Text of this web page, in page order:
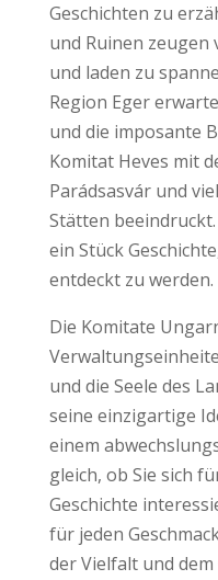
Geschichten zu
und Ruinen
und laden zu
Region Eger
und die imposante
Komitat Heves mit
Parádsasvár und
Stätten
ein Stück
entdeckt zu werden.
Die Komitate
und die Seele des
seine einzigartige
einem
gleich, ob Sie sich
Geschichte
für jeden
der Vielfalt und